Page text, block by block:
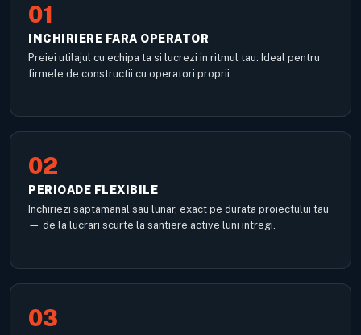
01
INCHIRIERE FARA OPERATOR
Preiei utilajul cu echipa ta si lucrezi in ritmul tau. Ideal pentru
firmele de constructii cu operatori proprii.
02
PERIOADE FLEXIBILE
Inchiriezi saptamanal sau lunar, exact pe durata proiectului tau
— de la lucrari scurte la santiere active luni intregi.
03